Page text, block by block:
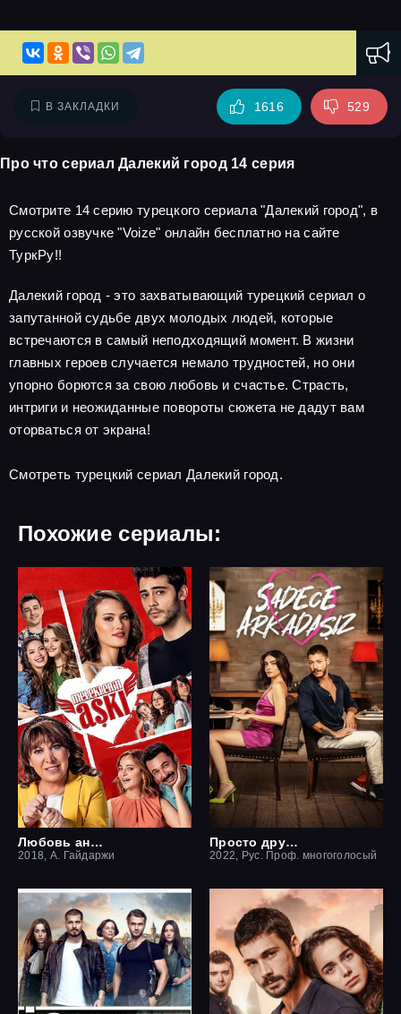
В ЗАКЛАДКИ 1616 529
Про что сериал Далекий город 14 серия
Смотрите 14 серию турецкого сериала "Далекий город", в
русской озвучке "Voize" онлайн бесплатно на сайте
ТуркРу!!
Далекий город - это захватывающий турецкий сериал о
запутанной судьбе двух молодых людей, которые
встречаются в самый неподходящий момент. В жизни
главных героев случается немало трудностей, но они
упорно борются за свою любовь и счастье. Страсть,
интриги и неожиданные повороты сюжета не дадут вам
оторваться от экрана!
Смотреть турецкий сериал Далекий город.
Похожие сериалы:
Любовь ангелов
2018, А. Гайдаржи
Просто друзья
2022, Рус. Проф. многоголосый